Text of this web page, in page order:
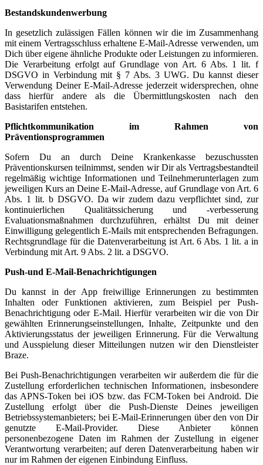
Bestandskundenwerbung
In gesetzlich zulässigen Fällen können wir die im Zusammenhang
mit einem Vertragsschluss erhaltene E-Mail-Adresse verwenden, um
Dich über eigene ähnliche Produkte oder Leistungen zu informieren.
Die Verarbeitung erfolgt auf Grundlage von Art. 6 Abs. 1 lit. f
DSGVO in Verbindung mit § 7 Abs. 3 UWG. Du kannst dieser
Verwendung Deiner E-Mail-Adresse jederzeit widersprechen, ohne
dass hierfür andere als die Übermittlungskosten nach den
Basistarifen entstehen.
Pflichtkommunikation im Rahmen von
Präventionsprogrammen
Sofern Du an durch Deine Krankenkasse bezuschussten
Präventionskursen teilnimmst, senden wir Dir als Vertragsbestandteil
regelmäßig wichtige Informationen und Teilnehmerunterlagen zum
jeweiligen Kurs an Deine E-Mail-Adresse, auf Grundlage von Art. 6
Abs. 1 lit. b DSGVO. Da wir zudem dazu verpflichtet sind, zur
kontinuierlichen Qualitätssicherung und -verbesserung
Evaluationsmaßnahmen durchzuführen, erhältst Du mit deiner
Einwilligung gelegentlich E-Mails mit entsprechenden Befragungen.
Rechtsgrundlage für die Datenverarbeitung ist Art. 6 Abs. 1 lit. a in
Verbindung mit Art. 9 Abs. 2 lit. a DSGVO.
Push-und E-Mail-Benachrichtigungen
Du kannst in der App freiwillige Erinnerungen zu bestimmten
Inhalten oder Funktionen aktivieren, zum Beispiel per Push-
Benachrichtigung oder E-Mail. Hierfür verarbeiten wir die von Dir
gewählten Erinnerungseinstellungen, Inhalte, Zeitpunkte und den
Aktivierungsstatus der jeweiligen Erinnerung. Für die Verwaltung
und Ausspielung dieser Mitteilungen nutzen wir den Dienstleister
Braze.
Bei Push-Benachrichtigungen verarbeiten wir außerdem die für die
Zustellung erforderlichen technischen Informationen, insbesondere
das APNS-Token bei iOS bzw. das FCM-Token bei Android. Die
Zustellung erfolgt über die Push-Dienste Deines jeweiligen
Betriebssystemanbieters; bei E-Mail-Erinnerungen über den von Dir
genutzte E-Mail-Provider. Diese Anbieter können
personenbezogene Daten im Rahmen der Zustellung in eigener
Verantwortung verarbeiten; auf deren Datenverarbeitung haben wir
nur im Rahmen der eigenen Einbindung Einfluss.